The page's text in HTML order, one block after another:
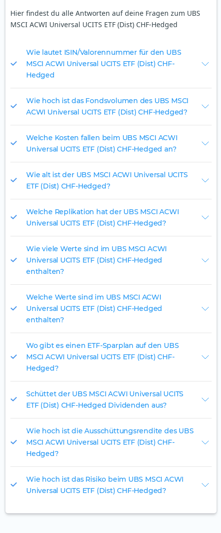
Hier findest du alle Antworten auf deine Fragen zum UBS
MSCI ACWI Universal UCITS ETF (Dist) CHF-Hedged
Wie lautet ISIN/Valorennummer für den UBS
MSCI ACWI Universal UCITS ETF (Dist) CHF-
Hedged
Wie hoch ist das Fondsvolumen des UBS MSCI
ACWI Universal UCITS ETF (Dist) CHF-Hedged?
Welche Kosten fallen beim UBS MSCI ACWI
Universal UCITS ETF (Dist) CHF-Hedged an?
Wie alt ist der UBS MSCI ACWI Universal UCITS
ETF (Dist) CHF-Hedged?
Welche Replikation hat der UBS MSCI ACWI
Universal UCITS ETF (Dist) CHF-Hedged?
Wie viele Werte sind im UBS MSCI ACWI
Universal UCITS ETF (Dist) CHF-Hedged
enthalten?
Welche Werte sind im UBS MSCI ACWI
Universal UCITS ETF (Dist) CHF-Hedged
enthalten?
Wo gibt es einen ETF-Sparplan auf den UBS
MSCI ACWI Universal UCITS ETF (Dist) CHF-
Hedged?
Schüttet der UBS MSCI ACWI Universal UCITS
ETF (Dist) CHF-Hedged Dividenden aus?
Wie hoch ist die Ausschüttungsrendite des UBS
MSCI ACWI Universal UCITS ETF (Dist) CHF-
Hedged?
Wie hoch ist das Risiko beim UBS MSCI ACWI
Universal UCITS ETF (Dist) CHF-Hedged?